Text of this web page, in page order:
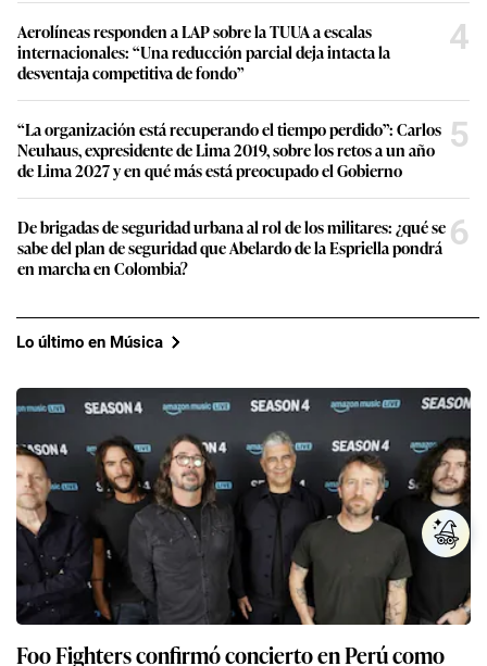
Aerolíneas responden a LAP sobre la TUUA a escalas
internacionales: “Una reducción parcial deja intacta la
desventaja competitiva de fondo”
4
“La organización está recuperando el tiempo perdido”: Carlos
Neuhaus, expresidente de Lima 2019, sobre los retos a un año
de Lima 2027 y en qué más está preocupado el Gobierno
5
De brigadas de seguridad urbana al rol de los militares: ¿qué se
sabe del plan de seguridad que Abelardo de la Espriella pondrá
en marcha en Colombia?
6
Lo último en Música
Foo Fighters confirmó concierto en Perú como